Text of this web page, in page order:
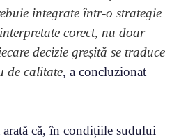
integrate într-o strategie
corect, nu doar
decizie greșită se traduce
de calitate, a concluzionat
arată că, în condițiile sudului